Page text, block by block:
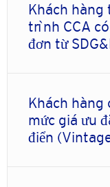
Khách hàng
trình CCA
đơn từ
Khách hàng
mức giá ưu
điển